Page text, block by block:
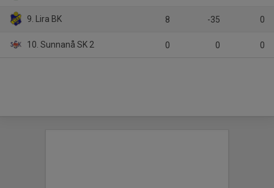
9. Lira BK 8 -35 0
10. Sunnanå SK 2 0 0 0